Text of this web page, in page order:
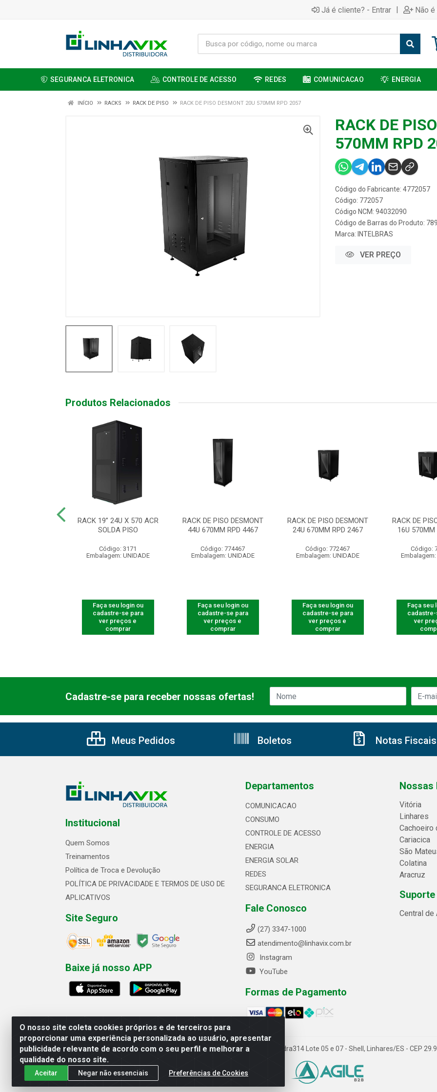
Já é cliente? - Entrar | Não
SEGURANCA ELETRONICA CONTROLE DE ACESSO REDES COMUNICACAO ENERGIA
INÍCIO RACKS RACK DE PISO RACK DE PISO DESMONT 20U 570MM RPD 2057
RACK DE
570MM RPD
Código do Fabricante: 4772057
Código: 772057
Código NCM: 94032090
Código de Barras do Produto:
Marca: INTELBRAS
VER PREÇO
Produtos Relacionados
RACK 19” 24U X 570 ACR
SOLDA PISO
Código: 3171
Embalagem: UNIDADE
Faça seu login ou
cadastre-se para
ver preços e
comprar
RACK DE PISO DESMONT
44U 670MM RPD 4467
Código: 774467
Embalagem: UNIDADE
Faça seu login ou
cadastre-se para
ver preços e
comprar
RACK DE PISO DESMONT
24U 670MM RPD 2467
Código: 772467
Embalagem: UNIDADE
Faça seu login ou
cadastre-se para
ver preços e
comprar
RACK DE
16U 570MM
Código:
Embalagem:
Faça seu
ver
O nosso site coleta cookies próprios e de terceiros para
proporcionar uma experiência personalizada ao usuário, apresentar
publicidade relevante de acordo com o seu perfil e melhorar a
qualidade do nosso site.
Aceitar Negar não essenciais Preferências de Cookies
Cadastre-se para receber nossas ofertas!
Meus Pedidos Boletos Notas Fiscais
Institucional
Quem Somos
Treinamentos
Política de Troca e Devolução
POLÍTICA DE PRIVACIDADE E TERMOS DE USO DE
APLICATIVOS
Site Seguro
Baixe já nosso APP
Departamentos
COMUNICACAO
CONSUMO
CONTROLE DE ACESSO
ENERGIA
ENERGIA SOLAR
REDES
SEGURANCA ELETRONICA
Fale Conosco
(27) 3347-1000
atendimento@linhavix.com.br
Instagram
YouTube
Formas de Pagamento
Nossas
Vitória
Linhares
Cachoeiro
Cariacica
São
Colatina
Aracruz
Central de
Linhavix Distribuidora LTDA - Avenida Alegre, 2521 - Quadra314 Lote 05 e 07 - Shell, Linhares/ES - CEP